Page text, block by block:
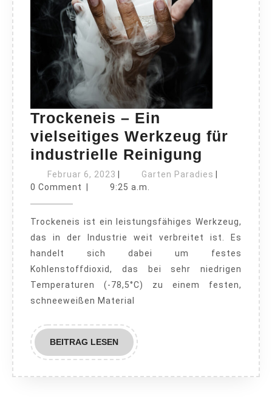
Trockeneis – Ein
vielseitiges Werkzeug für
industrielle Reinigung
–
für
Februar 6, 2023 Februar
6,
Garten Paradies Garten
0 Comment
9:25 a.m.
Trockeneis ist ein leistungsfähiges Werkzeug,
das in der Industrie weit verbreitet ist. Es
handelt sich dabei um festes
Kohlenstoffdioxid, das bei sehr niedrigen
Temperaturen (-78,5°C) zu einem festen,
schneeweißen Material
BEITRAG LESENBEITRAG
LESEN